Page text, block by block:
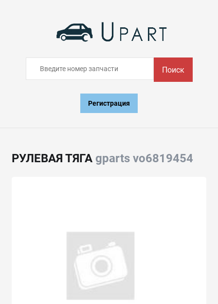
Поиск
Регистрация
РУЛЕВАЯ ТЯГА gparts vo6819454